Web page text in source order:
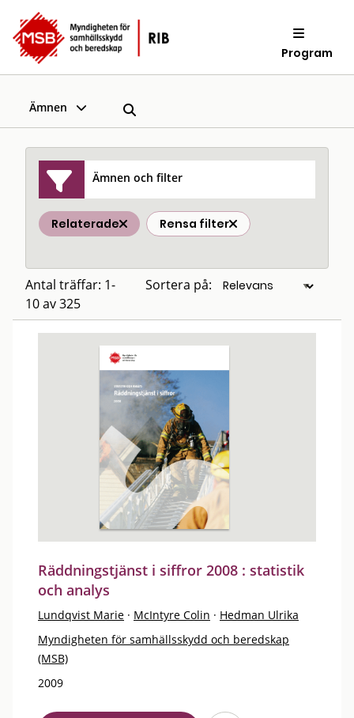
Program
Ämnen
Ämnen och filter
Relaterade Rensa filter
Antal träffar: 1-
10 av 325
Sortera på:
Räddningstjänst i siffror 2008 : statistik
och analys
Lundqvist Marie · McIntyre Colin · Hedman Ulrika
Myndigheten för samhällsskydd och beredskap
(MSB)
2009